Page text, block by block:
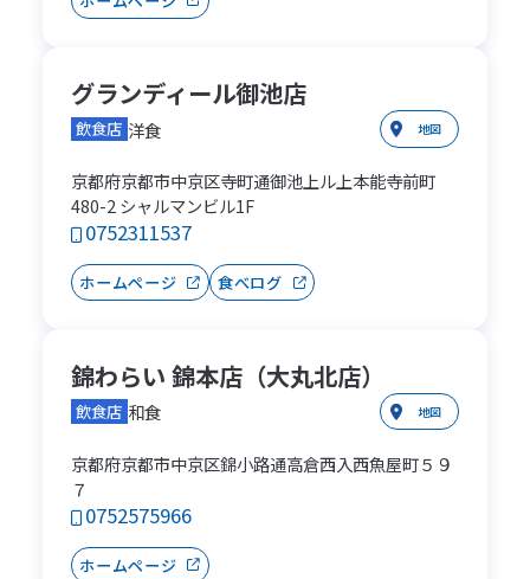
グランディール御池店
飲食店 洋食 地図
京都府京都市中京区寺町通御池上ル上本能寺前町
480-2 シャルマンビル1F
0752311537
ホームページ 食べログ
錦わらい 錦本店（大丸北店）
飲食店 和食 地図
京都府京都市中京区錦小路通高倉西入西魚屋町５９
７
0752575966
ホームページ